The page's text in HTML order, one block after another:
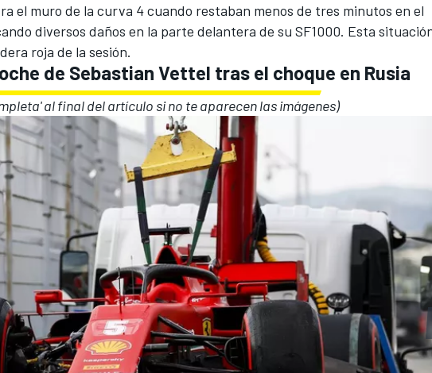
el muro de la curva 4 cuando restaban menos de tres minutos en el
diversos daños en la parte delantera de su SF1000. Esta
roja de la sesión.
de Sebastian Vettel tras el choque en Rusia
al final del artículo si no te aparecen las imágenes)